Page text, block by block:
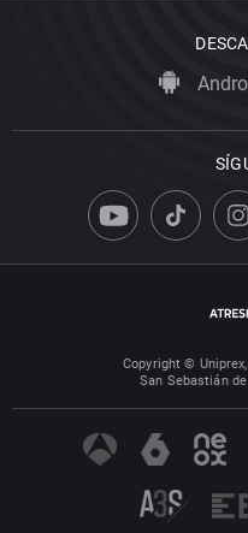
Copyright ©
San Sebastián